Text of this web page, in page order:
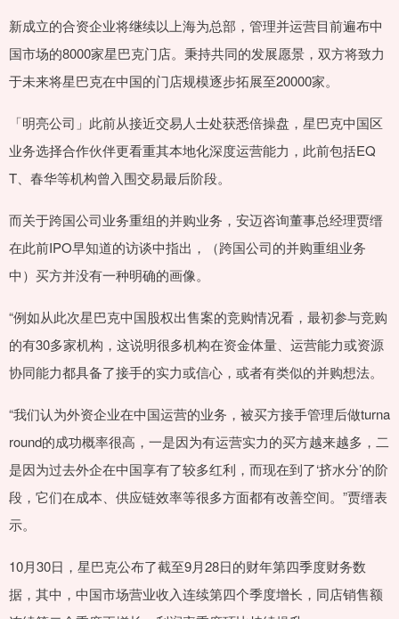
新成立的合资企业将继续以上海为总部，管理并运营目前遍布中
国市场的8000家星巴克门店。秉持共同的发展愿景，双方将致力
于未来将星巴克在中国的门店规模逐步拓展至20000家。
「明亮公司」此前从接近交易人士处获悉倍操盘，星巴克中国区
业务选择合作伙伴更看重其本地化深度运营能力，此前包括EQ
T、春华等机构曾入围交易最后阶段。
而关于跨国公司业务重组的并购业务，安迈咨询董事总经理贾缙
在此前IPO早知道的访谈中指出，（跨国公司的并购重组业务
中）买方并没有一种明确的画像。
“例如从此次星巴克中国股权出售案的竞购情况看，最初参与竞购
的有30多家机构，这说明很多机构在资金体量、运营能力或资源
协同能力都具备了接手的实力或信心，或者有类似的并购想法。
“我们认为外资企业在中国运营的业务，被买方接手管理后做turna
round的成功概率很高，一是因为有运营实力的买方越来越多，二
是因为过去外企在中国享有了较多红利，而现在到了‘挤水分’的阶
段，它们在成本、供应链效率等很多方面都有改善空间。”贾缙表
示。
10月30日，星巴克公布了截至9月28日的财年第四季度财务数
据，其中，中国市场营业收入连续第四个季度增长，同店销售额